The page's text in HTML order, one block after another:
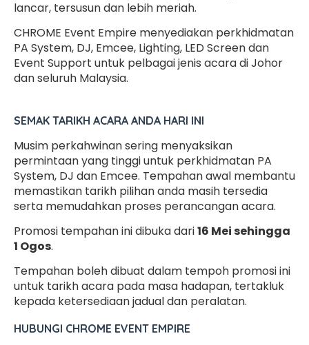
lancar, tersusun dan lebih meriah.
CHROME Event Empire menyediakan perkhidmatan
PA System, DJ, Emcee, Lighting, LED Screen dan
Event Support untuk pelbagai jenis acara di Johor
dan seluruh Malaysia.
SEMAK TARIKH ACARA ANDA HARI INI
Musim perkahwinan sering menyaksikan
permintaan yang tinggi untuk perkhidmatan PA
System, DJ dan Emcee. Tempahan awal membantu
memastikan tarikh pilihan anda masih tersedia
serta memudahkan proses perancangan acara.
Promosi tempahan ini dibuka dari16 Mei sehingga
1 Ogos.
Tempahan boleh dibuat dalam tempoh promosi ini
untuk tarikh acara pada masa hadapan, tertakluk
kepada ketersediaan jadual dan peralatan.
HUBUNGI CHROME EVENT EMPIRE